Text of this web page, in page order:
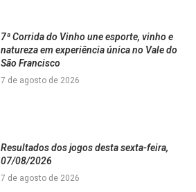
7ª Corrida do Vinho une esporte, vinho e
natureza em experiência única no Vale do
São Francisco
7 de agosto de 2026
Resultados dos jogos desta sexta-feira,
07/08/2026
7 de agosto de 2026